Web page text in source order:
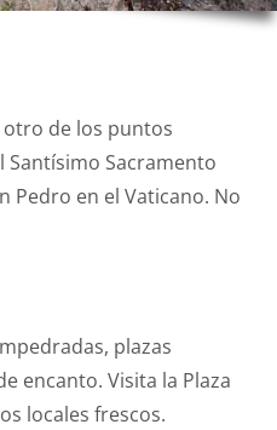
de los puntos
Sacramento
Pedro en el Vaticano. No
plazas
encanto. Visita la Plaza
locales frescos.